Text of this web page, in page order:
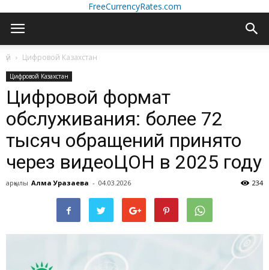
FreeCurrencyRates.com
үй Цифровой Казахстан
Цифровой Казахстан
Цифровой формат
обслуживания: более 72
тысяч обращений принято
через видеоЦОН в 2025 году
арқылы Алма Уразаева - 04.03.2026 234